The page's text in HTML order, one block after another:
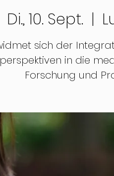
Di., 10. Sept.
  |
sich der
in die
Forschung und